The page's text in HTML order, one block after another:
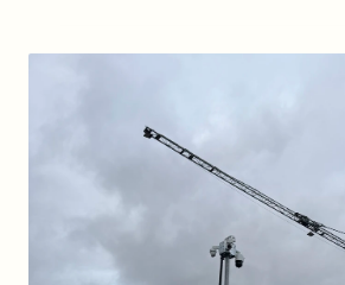
BEVEILIG MIJN PROJECT